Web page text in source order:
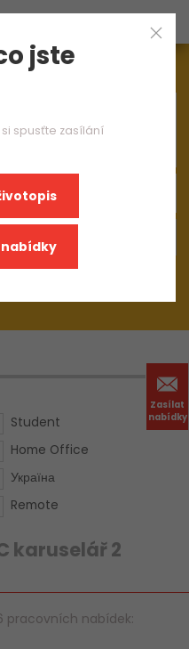
Zasílat
nabídky
práce
Student
Home Office
Україна
Remote
karuselář 2
pracovních nabídek:
jste
spusťte zasílání